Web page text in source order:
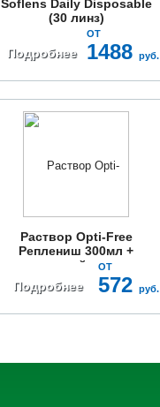
Soflens Daily Disposable
(30 линз)
Подробнее
ОТ
1488 руб.
Раствор Opti-Free
Реплениш 300мл +
контейнер
Подробнее
ОТ
572 руб.